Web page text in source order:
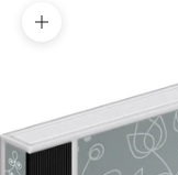
Bild vergrößern